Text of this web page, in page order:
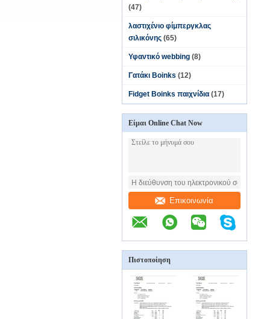
(47)
λαστιχένιο φίμπεργκλας
σιλικόνης (65)
Υφαντικό webbing (8)
Γατάκι Boinks (12)
Fidget Boinks παιχνίδια (17)
Είμαι Online Chat Now
Επικοινωνία
Πιστοποίηση